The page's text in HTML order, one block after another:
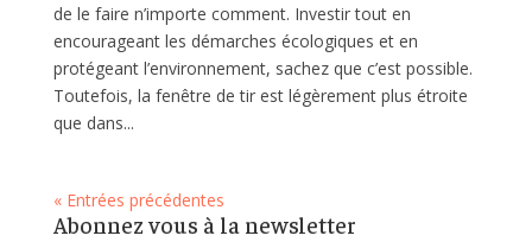
de le faire n’importe comment. Investir tout en
encourageant les démarches écologiques et en
protégeant l’environnement, sachez que c’est possible.
Toutefois, la fenêtre de tir est légèrement plus étroite
que dans...
« Entrées précédentes
Abonnez vous à la newsletter